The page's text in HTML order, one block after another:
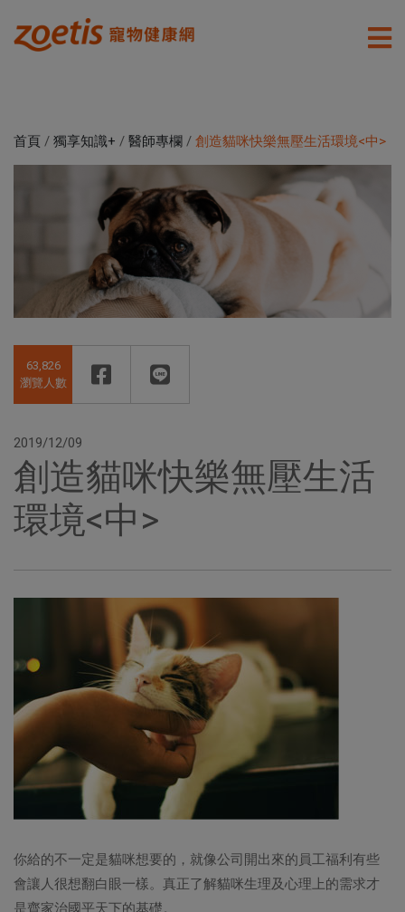
首頁 / 獨享知識+ / 醫師專欄 / 創造貓咪快樂無壓生活環境<中>
63,826
瀏覽人數
2019/12/09
創造貓咪快樂無壓生活
環境<中>
你給的不一定是貓咪想要的，就像公司開出來的員工福利有些
會讓人很想翻白眼一樣。真正了解貓咪生理及心理上的需求才